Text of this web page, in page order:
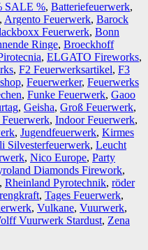
SALE %, Batteriefeuerwerk,
, Argento Feuerwerk, Barock
Feuerwerk, Bonn
Ringe, Broeckhoff
, ELGATO Fireworks,
, F2 Feuerwerksartikel, F3
, Feuerwerker, Feuerwerks
, Funke Feuerwerk, Gaoo
, Geisha, Groß Feuerwerk,
, Indoor Feuerwerk,
, Jugendfeuerwerk, Kirmes
Silvesterfeuerwerk, Leucht
, Nico Europe, Party
Diamonds Firework,
, Rheinland Pyrotechnik, röder
, Tages Feuerwerk,
, Vulkane, Vuurwerk,
Vuurwerk Stardust, Zena